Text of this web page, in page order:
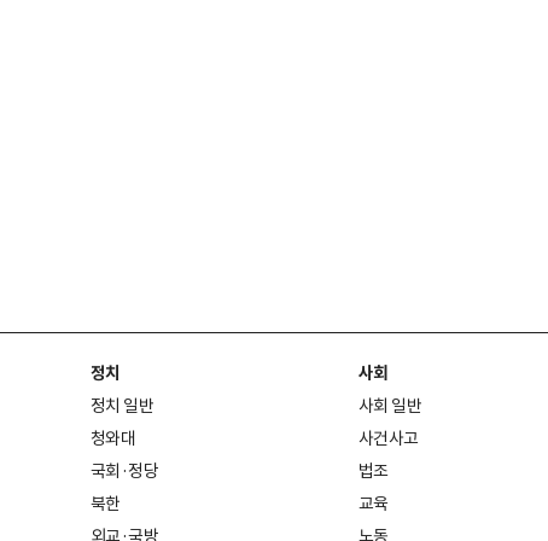
정치
정치 일반
청와대
국회·정당
북한
외교·국방
사회
사회 일반
사건사고
법조
교육
노동